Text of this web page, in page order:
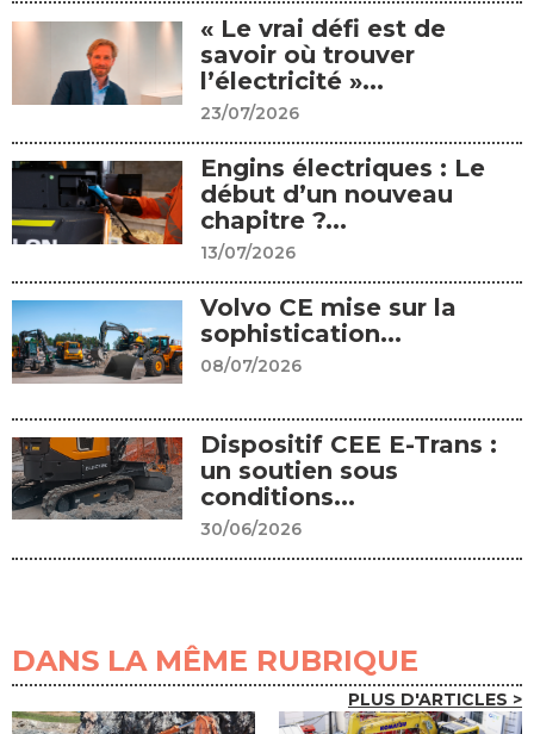
« Le vrai défi est de
savoir où trouver
l’électricité »...
23/07/2026
Engins électriques : Le
début d’un nouveau
chapitre ?...
13/07/2026
Volvo CE mise sur la
sophistication...
08/07/2026
Dispositif CEE E-Trans :
un soutien sous
conditions...
30/06/2026
DANS LA MÊME RUBRIQUE
PLUS D'ARTICLES >